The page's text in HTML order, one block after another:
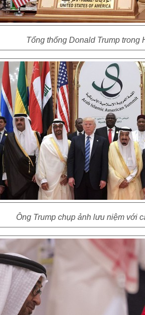
Tổng thống Donald Trump trong
Ông Trump chụp ảnh lưu niệm với